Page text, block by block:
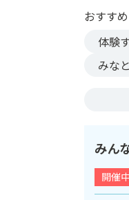
おすす
体験
みな
みん
開催